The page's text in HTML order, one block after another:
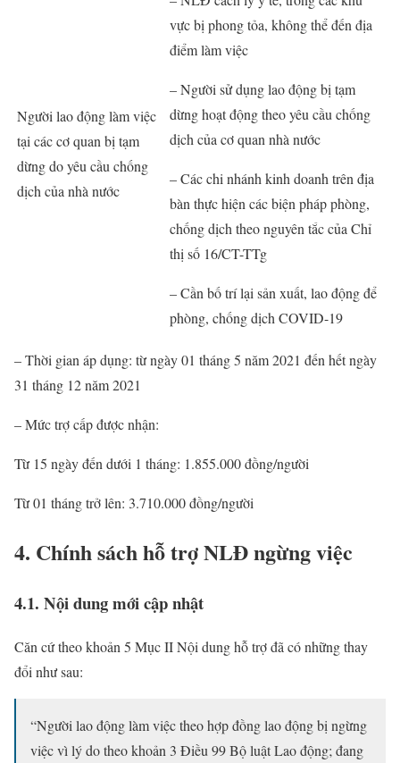
Người lao động làm việc
tại các cơ quan bị tạm
dừng do yêu cầu chống
dịch của nhà nước
vực bị phong tỏa, không thể đến địa
điểm làm việc
– Người sử dụng lao động bị tạm
dừng hoạt động theo yêu cầu chống
dịch của cơ quan nhà nước
– Các chi nhánh kinh doanh trên địa
bàn thực hiện các biện pháp phòng,
chống dịch theo nguyên tắc của Chỉ
thị số 16/CT-TTg
– Cần bố trí lại sản xuất, lao động để
phòng, chống dịch COVID-19
– Thời gian áp dụng: từ ngày 01 tháng 5 năm 2021 đến hết ngày
31 tháng 12 năm 2021
– Mức trợ cấp được nhận:
Từ 15 ngày đến dưới 1 tháng: 1.855.000 đồng/người
Từ 01 tháng trở lên: 3.710.000 đồng/người
4. Chính sách hỗ trợ NLĐ ngừng việc
4.1. Nội dung mới cập nhật
Căn cứ theo khoản 5 Mục II Nội dung hỗ trợ đã có những thay
đổi như sau:
“Người lao động làm việc theo hợp đồng lao động bị ngừng
việc vì lý do theo khoản 3 Điều 99 Bộ luật Lao động; đang